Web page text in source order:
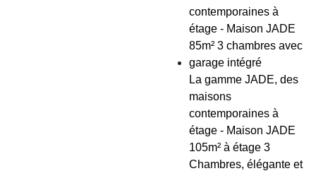
contemporaines à
étage - Maison JADE
85m² 3 chambres avec
garage intégré
La gamme JADE, des
maisons
contemporaines à
étage - Maison JADE
105m² à étage 3
Chambres, élégante et